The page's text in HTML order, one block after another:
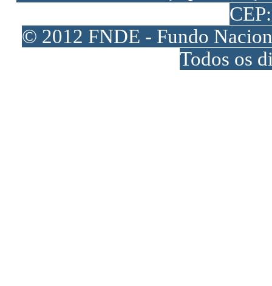
© 2012 FNDE - Fundo
Todos os